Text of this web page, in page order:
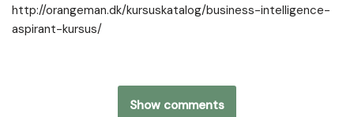
http://orangeman.dk/kursuskatalog/business-intelligence-
aspirant-kursus/
Show comments